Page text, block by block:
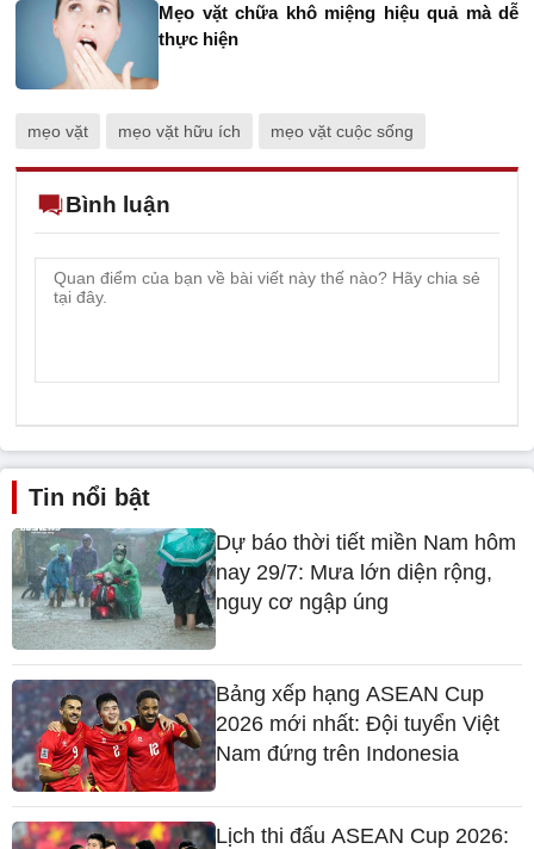
Mẹo vặt chữa khô miệng hiệu quả mà dễ
thực hiện
mẹo vặt mẹo vặt hữu ích mẹo vặt cuộc sống
Bình luận
Tin nổi bật
Dự báo thời tiết miền Nam hôm
nay 29/7: Mưa lớn diện rộng,
nguy cơ ngập úng
Bảng xếp hạng ASEAN Cup
2026 mới nhất: Đội tuyển Việt
Nam đứng trên Indonesia
Lịch thi đấu ASEAN Cup 2026: